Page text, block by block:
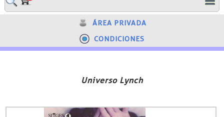
ÁREA PRIVADA
CONDICIONES
Universo Lynch